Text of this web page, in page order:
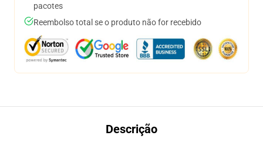
pacotes
Reembolso total se o produto não for recebido
Descrição